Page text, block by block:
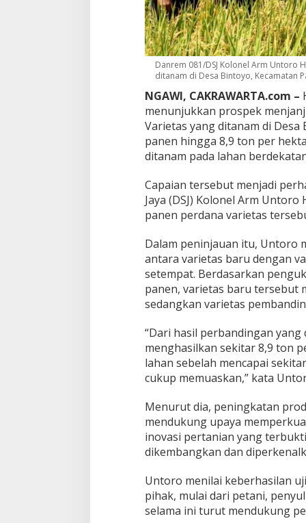
r
u
d
i
N
g
a
w
i
,
H
a
s
P
a
n
n
T
e
m
b
u
s
,
9
T
o
p
e
r
H
e
a
r
e
Danrem 081/DSJ Kolonel Arm Untoro
ditanam di Desa Bintoyo, Kecamatan
NGAWI, CAKRAWARTA.com –
menunjukkan prospek
Varietas yang ditanam di
panen hingga 8,9 ton per
ditanam pada lahan
Capaian tersebut menjadi
Jaya (DSJ) Kolonel Arm
panen perdana varietas
Dalam peninjauan itu, Untoro
antara varietas baru dengan
setempat. Berdasarkan
panen, varietas baru tersebut
sedangkan varietas
“Dari hasil perbandingan
menghasilkan sekitar 8,9 ton
lahan sebelah mencapai
cukup memuaskan,” kata
Menurut dia, peningkatan
mendukung upaya
inovasi pertanian yang
dikembangkan dan
Untoro menilai keberhasilan
pihak, mulai dari petani,
selama ini turut mendukung